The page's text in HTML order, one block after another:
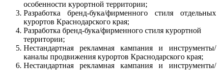
особенности курортной территории;
Разработка бренд-бука/фирменного стиля отдельных
курортов Краснодарского края;
Разработка бренд-бука/фирменного стиля курортной
территории;
Нестандартная рекламная кампания и инструменты/
каналы продвижения курортов Краснодарского края;
Нестандартная рекламная кампания и инструменты/